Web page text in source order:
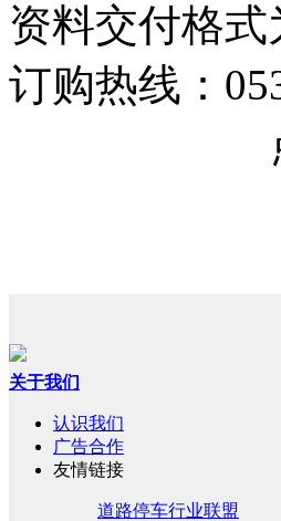
资料交付格
订购热线：
关于我们
认识我们
广告合作
友情链接
道路停车行业联盟